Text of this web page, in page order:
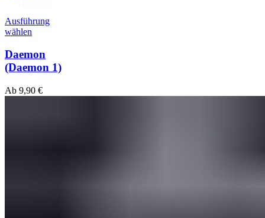
Ausführung
wählen
Daemon
(Daemon 1)
Ab 9,90 €